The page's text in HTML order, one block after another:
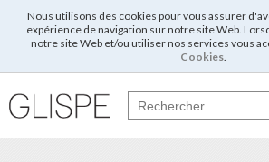
Nous utilisons des cookies pour vous assurer
expérience de navigation sur notre site Web.
notre site Web et/ou utiliser nos services vous
Cookies.